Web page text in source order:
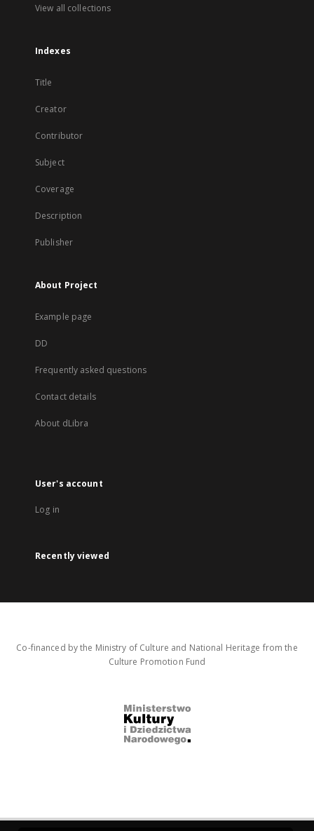
View all collections
Indexes
Title
Creator
Contributor
Subject
Coverage
Description
Publisher
About Project
Example page
DD
Frequently asked questions
Contact details
About dLibra
User's account
Log in
Recently viewed
Co-financed by the Ministry of Culture and National Heritage from the
Culture Promotion Fund